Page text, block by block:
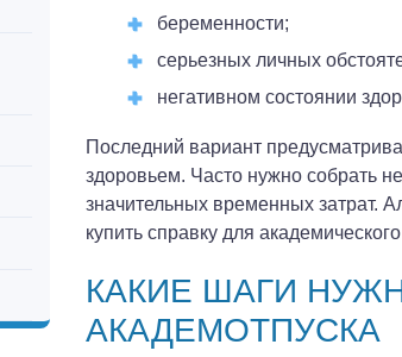
беременности;
серьезных личных
негативном состоянии
Последний вариант
здоровьем. Часто нужно собрать
значительных временных затрат.
купить справку для
КАКИЕ ШАГИ
АКАДЕМОТПУСКА